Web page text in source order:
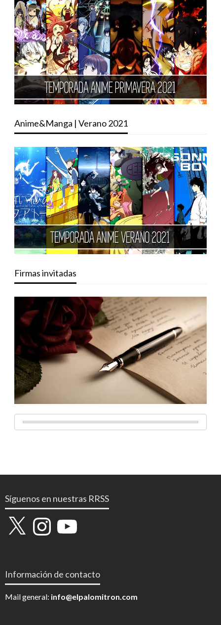
Anime&Manga | Verano 2021
Firmas invitadas
Síguenos en nuestras RRSS
X InstagramYouTube
Información de contacto
Mail general: info@elpalomitron.com